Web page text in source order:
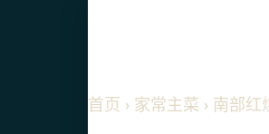
首页 › 家常主菜 › 南部红